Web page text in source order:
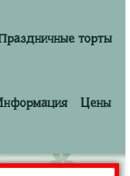
торты
Цены